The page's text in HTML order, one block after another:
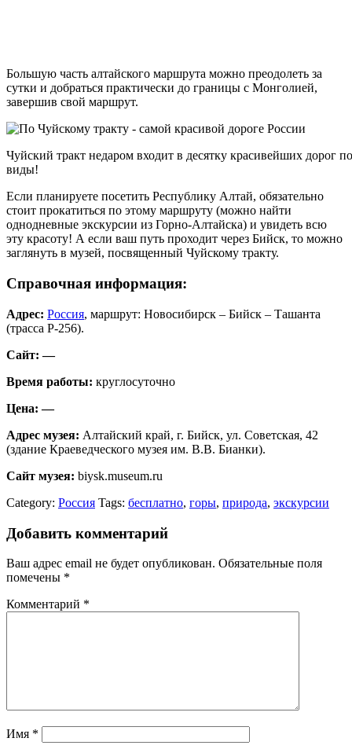
Большую часть алтайского маршрута можно преодолеть за
сутки и добраться практически до границы с Монголией,
завершив свой маршрут.
Чуйский тракт недаром входит в десятку красивейших дорог
виды!
Если планируете посетить Республику Алтай, обязательно
стоит прокатиться по этому маршруту (можно найти
однодневные экскурсии из Горно-Алтайска) и увидеть всю
эту красоту! А если ваш путь проходит через Бийск, то можно
заглянуть в музей, посвященный Чуйскому тракту.
Справочная информация:
Адрес: Россия, маршрут: Новосибирск – Бийск – Ташанта
(трасса Р-256).
Сайт: —
Время работы: круглосуточно
Цена: —
Адрес музея: Алтайский край, г. Бийск, ул. Советская, 42
(здание Краеведческого музея им. В.В. Бианки).
Сайт музея: biysk.museum.ru
Category: Россия Tags: бесплатно, горы, природа, экскурсии
Добавить комментарий
Ваш адрес email не будет опубликован. Обязательные поля
помечены *
Комментарий *
Имя *